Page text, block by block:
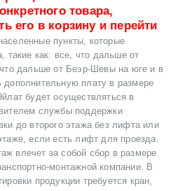
товара,
его в корзину и перейти
пункты, которые
такие как: все, что дальше от
дальше от Беэр-Шевы на юге и в
дополнительную плату в размере
будет осуществляться в
службы поддержки
до второго этажа без лифта или
если есть лифт для проезда.
влечет за собой сбор в размере
монтажной компании. В
продукции требуется кран,